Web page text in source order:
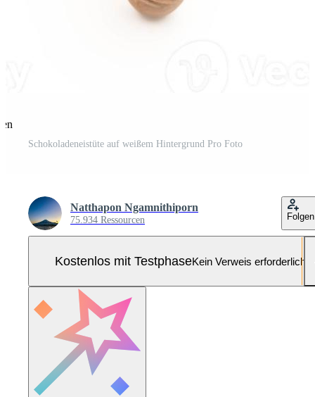
Schokoladeneistüte auf weißem Hintergrund Pro Foto
Natthapon Ngamnithiporn
75.934 Ressourcen Folgen
Kostenlos mit TestphaseKein Verweis erforderlich